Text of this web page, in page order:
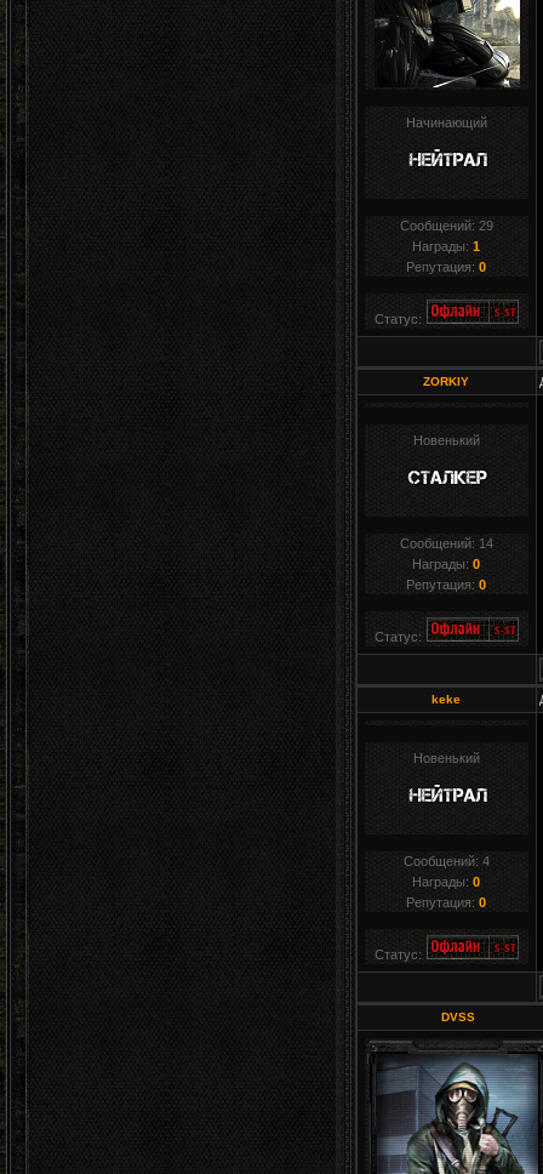
Начинающий
Сообщений: 29
Награды:1
Репутация:0
Статус:
ZORKIY
Новенький
Сообщений: 14
Награды:0
Репутация:0
Статус:
keke
Новенький
Сообщений: 4
Награды:0
Репутация:0
Статус:
DVSS